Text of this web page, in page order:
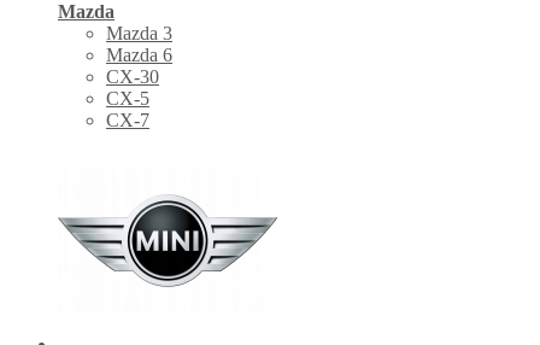
Mazda
Mazda 3
Mazda 6
CX-30
СХ-5
CX-7